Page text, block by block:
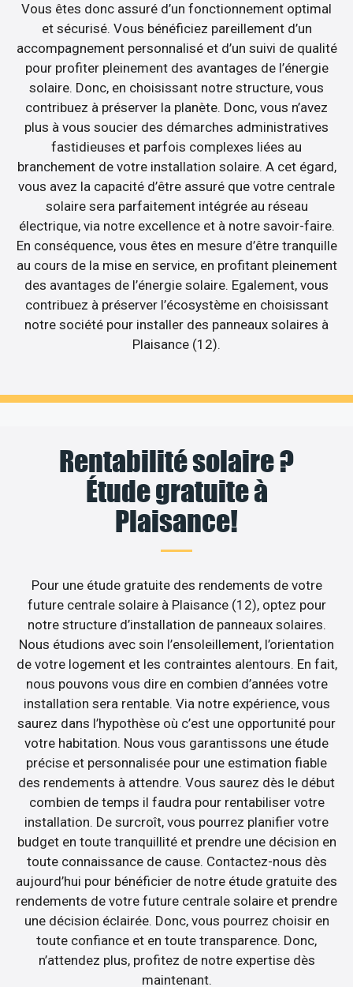
Vous êtes donc assuré d’un fonctionnement optimal
et sécurisé. Vous bénéficiez pareillement d’un
accompagnement personnalisé et d’un suivi de qualité
pour profiter pleinement des avantages de l’énergie
solaire. Donc, en choisissant notre structure, vous
contribuez à préserver la planète. Donc, vous n’avez
plus à vous soucier des démarches administratives
fastidieuses et parfois complexes liées au
branchement de votre installation solaire. A cet égard,
vous avez la capacité d’être assuré que votre centrale
solaire sera parfaitement intégrée au réseau
électrique, via notre excellence et à notre savoir-faire.
En conséquence, vous êtes en mesure d’être tranquille
au cours de la mise en service, en profitant pleinement
des avantages de l’énergie solaire. Egalement, vous
contribuez à préserver l’écosystème en choisissant
notre société pour installer des panneaux solaires à
Plaisance (12).
Rentabilité solaire ?
Étude gratuite à
Plaisance!
Pour une étude gratuite des rendements de votre
future centrale solaire à Plaisance (12), optez pour
notre structure d’installation de panneaux solaires.
Nous étudions avec soin l’ensoleillement, l’orientation
de votre logement et les contraintes alentours. En fait,
nous pouvons vous dire en combien d’années votre
installation sera rentable. Via notre expérience, vous
saurez dans l’hypothèse où c’est une opportunité pour
votre habitation. Nous vous garantissons une étude
précise et personnalisée pour une estimation fiable
des rendements à attendre. Vous saurez dès le début
combien de temps il faudra pour rentabiliser votre
installation. De surcroît, vous pourrez planifier votre
budget en toute tranquillité et prendre une décision en
toute connaissance de cause. Contactez-nous dès
aujourd’hui pour bénéficier de notre étude gratuite des
rendements de votre future centrale solaire et prendre
une décision éclairée. Donc, vous pourrez choisir en
toute confiance et en toute transparence. Donc,
n’attendez plus, profitez de notre expertise dès
maintenant.